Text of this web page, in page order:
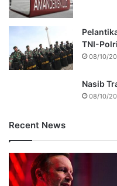
TNI-Polri
08/10/
Nasib
08/10/
Recent News